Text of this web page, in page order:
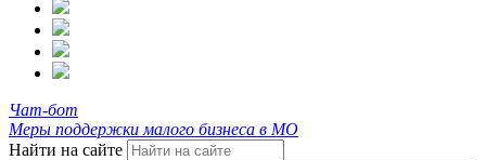
Чат-бот
Меры поддержки малого бизнеса в МО
Найти на сайте